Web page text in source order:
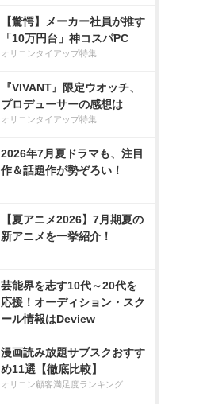
【驚愕】メーカー社員が推す
「10万円台」神コスパPC
オリコンタイアップ特集
『VIVANT』限定ウオッチ、
プロデューサーの感想は
オリコンタイアップ特集
2026年7月夏ドラマも、注目
作＆話題作が勢ぞろい！
【夏アニメ2026】7月期夏の
新アニメを一挙紹介！
芸能界を志す10代～20代を
応援！オーディション・スク
ール情報はDeview
漫画読み放題サブスクおすす
め11選【徹底比較】
オリコン顧客満足度ランキング